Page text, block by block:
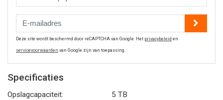
Deze site wordt beschermd door reCAPTCHA van Google. Het privacybeleid en
servicevoorwaarden van Google zijn van toepassing.
Specificaties
Opslagcapaciteit:
5 TB